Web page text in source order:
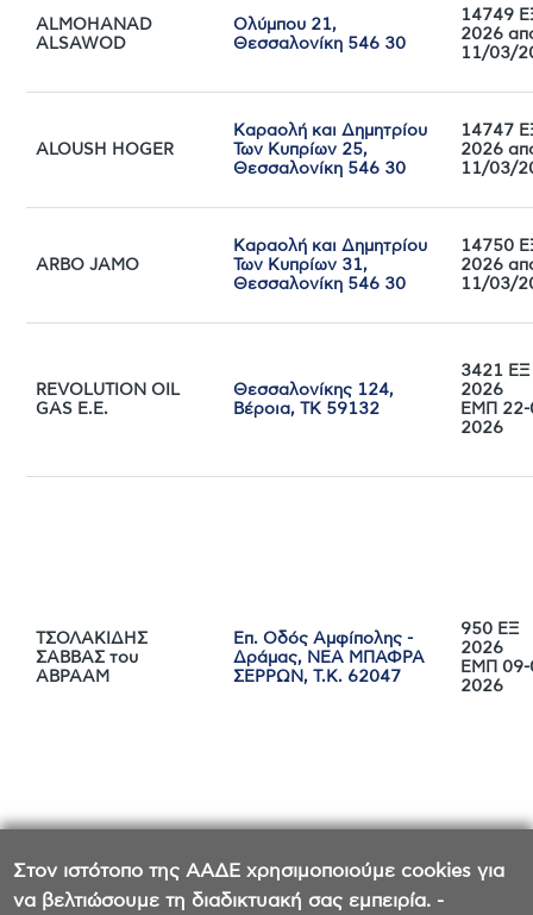
Στον ιστότοπο της ΑΑΔΕ χρησιμοποιούμε cookies για
να βελτιώσουμε τη διαδικτυακή σας εμπειρία. -
ALMOHANAD
ALSAWOD
Ολύμπου 21,
Θεσσαλονίκη 546 30
14749
2026
11/03/
ALOUSH HOGER
Καραολή και Δημητρίου
Των Κυπρίων 25,
Θεσσαλονίκη 546 30
14747
2026
11/03/
ARBO JAMO
Καραολή και Δημητρίου
Των Κυπρίων 31,
Θεσσαλονίκη 546 30
14750
2026
11/03/
REVOLUTION OIL
GAS Ε.Ε.
Θεσσαλονίκης 124,
Βέροια, ΤΚ 59132
3421 ΕΞ
2026
ΕΜΠ 22-
2026
ΤΣΟΛΑΚΙΔΗΣ
ΣΑΒΒΑΣ του
ΑΒΡΑΑΜ
Επ. Οδός Αμφίπολης -
Δράμας, ΝΕΑ ΜΠΑΦΡΑ
ΣΕΡΡΩΝ, Τ.Κ. 62047
950 ΕΞ
2026
ΕΜΠ 09-
2026
LITRO Μ. ΙΚΕ
Αγίου Ιωάννου 1 &
Πίνδου 2 Ν. Φιλεδέλφεια
Τ.Κ.
414380